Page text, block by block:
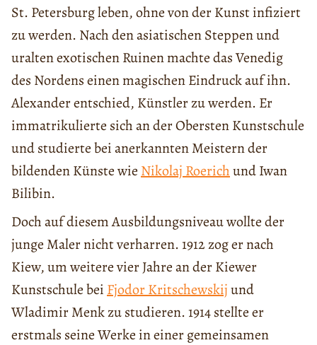
St. Petersburg leben, ohne von der Kunst infiziert
zu werden. Nach den asiatischen Steppen und
uralten exotischen Ruinen machte das Venedig
des Nordens einen magischen Eindruck auf ihn.
Alexander entschied, Künstler zu werden. Er
immatrikulierte sich an der Obersten Kunstschule
und studierte bei anerkannten Meistern der
bildenden Künste wie Nikolaj Roerichund Iwan
Bilibin.
Doch auf diesem Ausbildungsniveau wollte der
junge Maler nicht verharren. 1912 zog er nach
Kiew, um weitere vier Jahre an der Kiewer
Kunstschule bei Fjodor Kritschewskijund
Wladimir Menk zu studieren. 1914 stellte er
erstmals seine Werke in einer gemeinsamen